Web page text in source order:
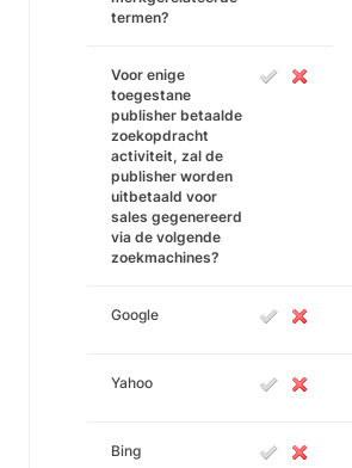
termen?
Voor enige
toegestane
publisher betaalde
zoekopdracht
activiteit, zal de
publisher worden
uitbetaald voor
sales gegenereerd
via de volgende
zoekmachines?
Google
Yahoo
Bing